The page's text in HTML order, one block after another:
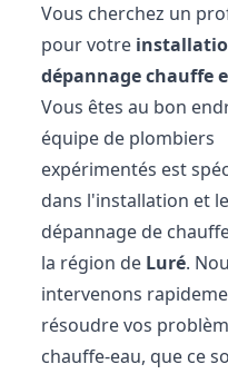
Vous cherchez un
pour votre
dépannage chauffe
Vous êtes au bon
équipe de plombiers
expérimentés est
dans l'installation et le
dépannage de
la région de Luré.
intervenons
résoudre vos
chauffe-eau, que ce